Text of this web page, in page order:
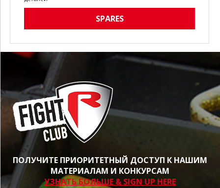
SPARES
ПОЛУЧИТЕ ПРИОРИТЕТНЫЙ ДОСТУП К НАШИМ
МАТЕРИАЛАМ И КОНКУРСАМ
УЗНАТЬ БОЛЬШЕ & SIGN UP HERE